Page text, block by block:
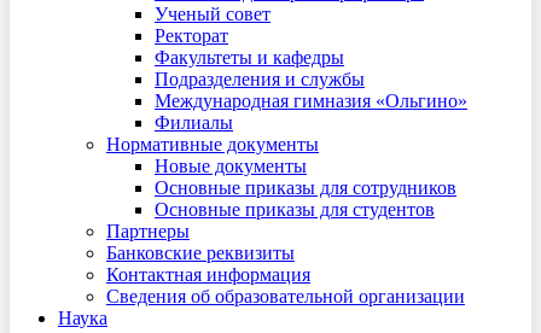
Ученый совет
Ректорат
Факультеты и кафедры
Подразделения и службы
Международная гимназия «Ольгино»
Филиалы
Нормативные документы
Новые документы
Основные приказы для сотрудников
Основные приказы для студентов
Партнеры
Банковские реквизиты
Контактная информация
Сведения об образовательной организации
Наука